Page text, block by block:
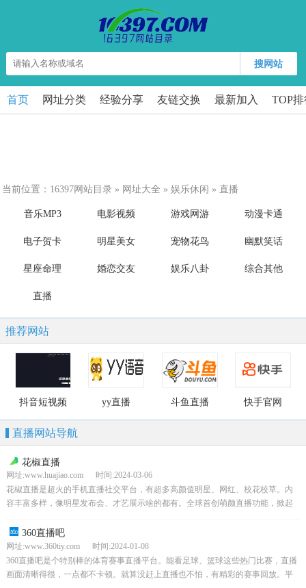
搜网站
首页 网址分类 经验分享 友链交换 最新加入 TOP
当前位置： 16397网站目录 » 网址大全 » 娱乐休闲 » 直播
音乐MP3 电影视频 游戏网游 动漫卡通
电子贺卡 明星美女 宠物花鸟 幽默笑话
星座命理 婚恋交友 娱乐八卦 综合其他
直播
推荐网站
抖音短视频 yy直播 斗鱼直播 快手官网
直播网站导航
花椒直播
网址:www.huajiao.com 时间:2024-03-06
花椒直播是超火的手机直播社交平台，有超多高颜值明星、网红、校花校草。内
容丰富多样，像明星发布会、才艺展示啥的都有。全球首创萌颜直播功能，掀起
360直播吧
网址:www.360tiy.com 时间:2024-01-08
360直播吧是个特别棒的体育赛事直播平台。能看足球、篮球这些热门比赛，直播
画面清晰得很，一点都不卡顿。就算没赶上直播也不怕，有精彩的赛事回放。平